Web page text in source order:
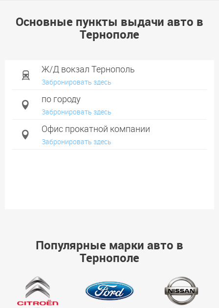
Премиум
Основные пункты выдачи авто в
Тернополе
Ж/Д вокзал Тернополь
Забронировать здесь
по городу
Забронировать здесь
Офис прокатной компании
Забронировать здесь
Популярные марки авто в
Тернополе